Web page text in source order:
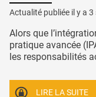
Actualité publiée il y a 3
Alors que
pratique avancée
les responsabilités
LIRE LA SUITE